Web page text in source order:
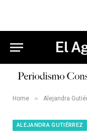
El
Home » Alejandra
ALEJANDRA GUTIÉRREZ